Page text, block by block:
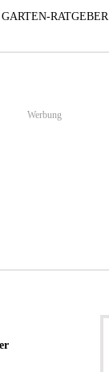
GARTEN-RATGEBER
Werbung